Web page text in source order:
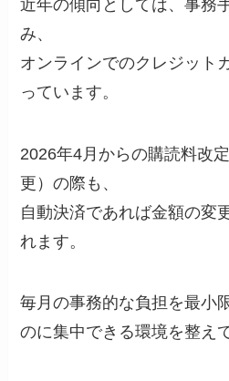
近年の傾向としては、事務
み、
オンラインでのクレジット
っています。
2026年4月からの購読料改
更）の際も、
自動決済であれば金額の変
れます。
毎月の事務的な負担を最小
のに集中できる環境を整え